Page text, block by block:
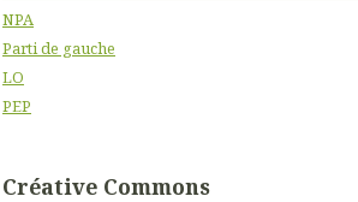
NPA
Parti de gauche
LO
PEP
Créative Commons